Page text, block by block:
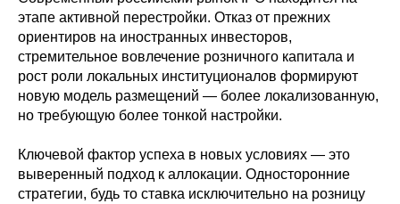
этапе активной перестройки. Отказ от прежних
ориентиров на иностранных инвесторов,
стремительное вовлечение розничного капитала и
рост роли локальных институционалов формируют
новую модель размещений — более локализованную,
но требующую более тонкой настройки.
Ключевой фактор успеха в новых условиях — это
выверенный подход к аллокации. Односторонние
стратегии, будь то ставка исключительно на розницу